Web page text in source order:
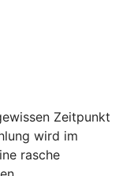
Zeitpunkt
wird im
rasche